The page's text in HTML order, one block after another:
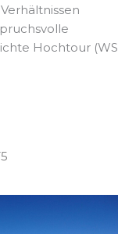
Hochtour (WS